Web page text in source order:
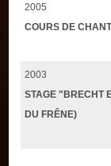
2005
COURS DE
2003
STAGE "BRECHT
DU FRÊNE)